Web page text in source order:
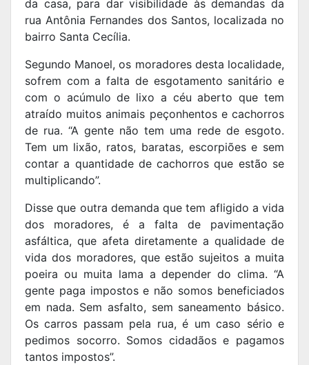
da casa, para dar visibilidade às demandas da
rua Antônia Fernandes dos Santos, localizada no
bairro Santa Cecília.
Segundo Manoel, os moradores desta localidade,
sofrem com a falta de esgotamento sanitário e
com o acúmulo de lixo a céu aberto que tem
atraído muitos animais peçonhentos e cachorros
de rua. “A gente não tem uma rede de esgoto.
Tem um lixão, ratos, baratas, escorpiões e sem
contar a quantidade de cachorros que estão se
multiplicando”.
Disse que outra demanda que tem afligido a vida
dos moradores, é a falta de pavimentação
asfáltica, que afeta diretamente a qualidade de
vida dos moradores, que estão sujeitos a muita
poeira ou muita lama a depender do clima. “A
gente paga impostos e não somos beneficiados
em nada. Sem asfalto, sem saneamento básico.
Os carros passam pela rua, é um caso sério e
pedimos socorro. Somos cidadãos e pagamos
tantos impostos”.